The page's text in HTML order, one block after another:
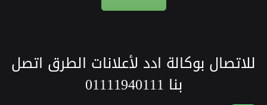
للاتصال بوكالة ادد لأعلانات الطرق اتصل
بنا 01111940111